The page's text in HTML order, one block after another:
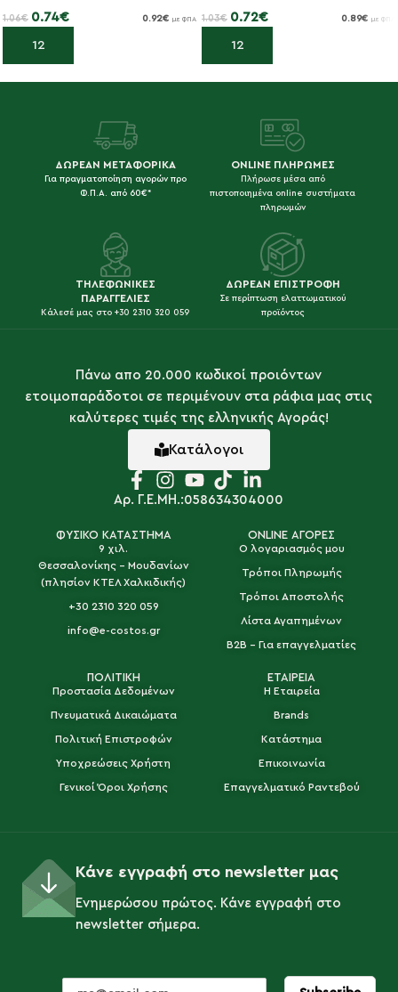
1.06€ 0.74€ 0.92€ με ΦΠΑ
Προσθήκη στο καλάθι
1.03€ 0.72€ 0.89€ με ΦΠΑ
Προσθήκη στο καλάθι
ΔΩΡΕΑΝ ΜΕΤΑΦΟΡΙΚΑ
Για πραγματοποίηση αγορών προ
Φ.Π.Α. από 60€*
ONLINE ΠΛΗΡΩΜΕΣ
Πλήρωσε μέσα από
πιστοποιημένα online συστήματα
πληρωμών
ΤΗΛΕΦΩΝΙΚΕΣ
ΠΑΡΑΓΓΕΛΙΕΣ
Κάλεσέ μας στο +30 2310 320 059
ΔΩΡΕΑΝ ΕΠΙΣΤΡΟΦΗ
Σε περίπτωση ελαττωματικού
προϊόντος
Πάνω απο 20.000 κωδικοί προιόντων
ετοιμοπαράδοτοι σε περιμένουν στα ράφια μας στις
καλύτερες τιμές της ελληνικής Αγοράς!
Κατάλογοι
Αρ. Γ.Ε.ΜΗ.:058634304000
ΦΥΣΙΚΟ ΚΑΤΑΣΤΗΜΑ
9 χιλ.
Θεσσαλονίκης - Μουδανίων
(πλησίον ΚΤΕΛ Χαλκιδικής)
+30 2310 320 059
info@e-costos.gr
ONLINE ΑΓΟΡΕΣ
Ο λογαριασμός μου
Τρόποι Πληρωμής
Τρόποι Αποστολής
Λίστα Αγαπημένων
B2B - Για επαγγελματίες
ΠΟΛΙΤΙΚΗ
Προστασία Δεδομένων
Πνευματικά Δικαιώματα
Πολιτική Επιστροφών
Υποχρεώσεις Χρήστη
Γενικοί Όροι Χρήσης
ΕΤΑΙΡΕΙΑ
Η Εταιρεία
Brands
Κατάστημα
Επικοινωνία
Επαγγελματικό Ραντεβού
Κάνε εγγραφή στο newsletter μας
Ενημερώσου πρώτος. Κάνε εγγραφή στο
newsletter σήμερα.